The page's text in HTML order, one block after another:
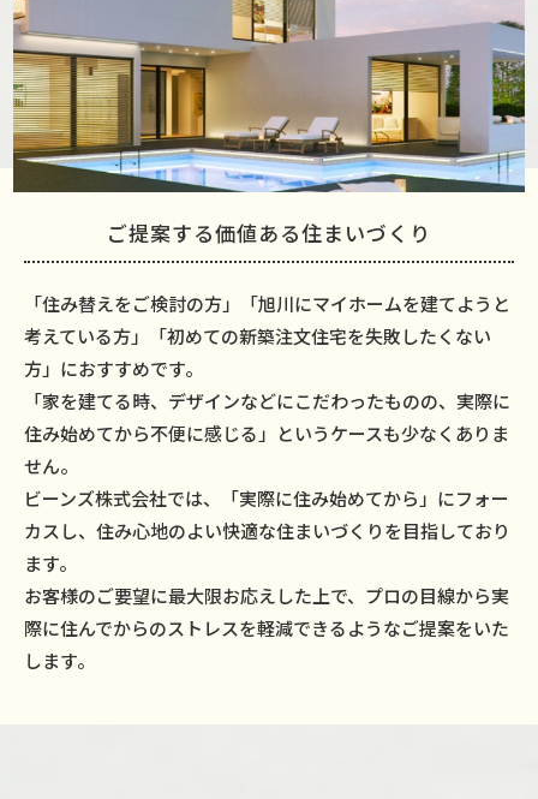
ご提案する価値ある住まいづくり
「住み替えをご検討の方」「旭川にマイホームを建てようと
考えている方」「初めての新築注文住宅を失敗したくない
方」におすすめです。
「家を建てる時、デザインなどにこだわったものの、実際に
住み始めてから不便に感じる」というケースも少なくありま
せん。
ビーンズ株式会社では、「実際に住み始めてから」にフォー
カスし、住み心地のよい快適な住まいづくりを目指しており
ます。
お客様のご要望に最大限お応えした上で、プロの目線から実
際に住んでからのストレスを軽減できるようなご提案をいた
します。